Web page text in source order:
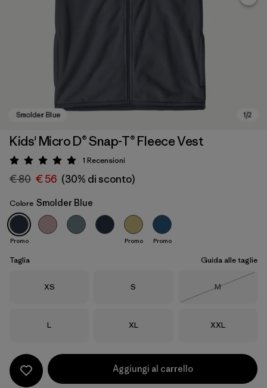
Kids' Micro D® Snap-T® Fleece Vest
Valutazione: 5 / 5
1 Recensioni
€ 80 € 56 (30% di sconto)
Colore Smolder Blue
Promo Promo Promo
Taglia Guida alle taglie
Taglia
XS Taglia
S Taglia
M
Taglia
L Taglia
XL Taglia
XXL
Aggiungi al carrello